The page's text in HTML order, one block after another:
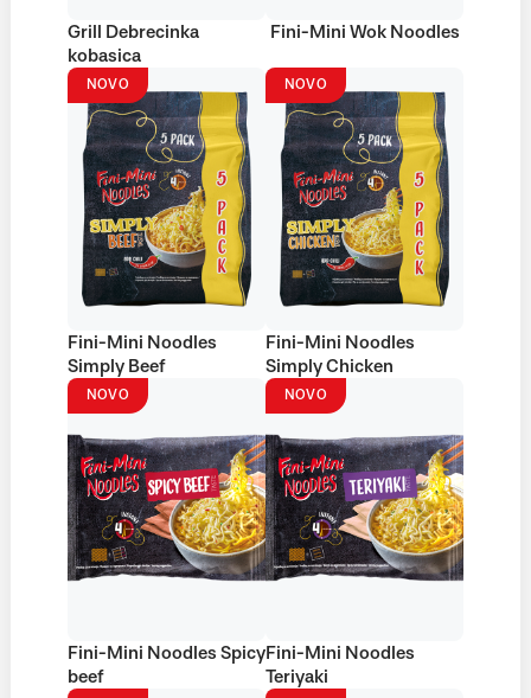
Grill Debrecinka
kobasica
Fini-Mini Wok Noodles
NOVO
Fini-Mini Noodles
Simply Beef
NOVO
Fini-Mini Noodles
Simply Chicken
NOVO
Fini-Mini Noodles Spicy
beef
NOVO
Fini-Mini Noodles
Teriyaki